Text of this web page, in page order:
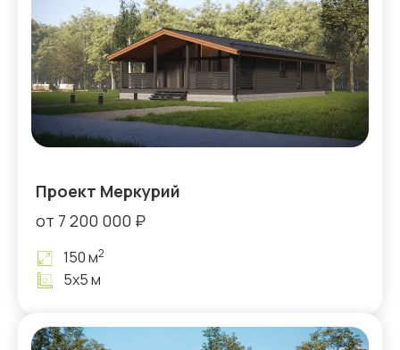
Проект Меркурий
от 7 200 000 ₽
150 м2
5х5 м